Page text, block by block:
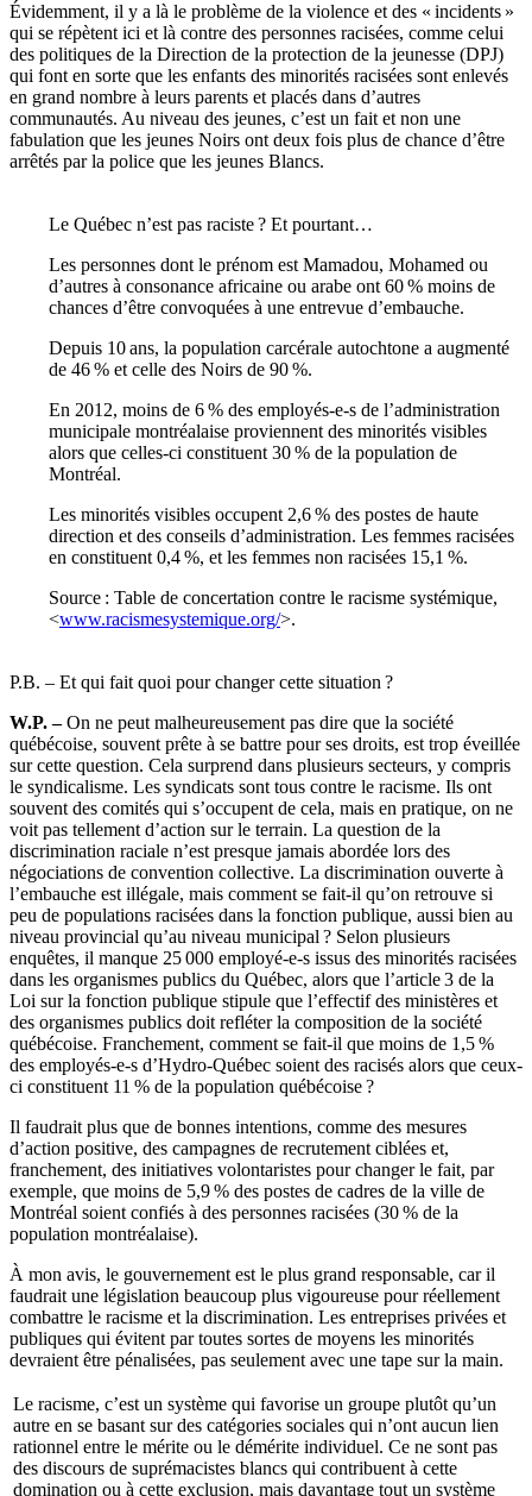
Évidemment, il y a là le problème de la violence et des « incidents »
qui se répètent ici et là contre des personnes racisées, comme celui
des politiques de la Direction de la protection de la jeunesse (DPJ)
qui font en sorte que les enfants des minorités racisées sont enlevés
en grand nombre à leurs parents et placés dans d’autres
communautés. Au niveau des jeunes, c’est un fait et non une
fabulation que les jeunes Noirs ont deux fois plus de chance d’être
arrêtés par la police que les jeunes Blancs.
Le Québec n’est pas raciste ? Et pourtant…
Les personnes dont le prénom est Mamadou, Mohamed ou
d’autres à consonance africaine ou arabe ont 60 % moins de
chances d’être convoquées à une entrevue d’embauche.
Depuis 10 ans, la population carcérale autochtone a augmenté
de 46 % et celle des Noirs de 90 %.
En 2012, moins de 6 % des employés-e-s de l’administration
municipale montréalaise proviennent des minorités visibles
alors que celles-ci constituent 30 % de la population de
Montréal.
Les minorités visibles occupent 2,6 % des postes de haute
direction et des conseils d’administration. Les femmes racisées
en constituent 0,4 %, et les femmes non racisées 15,1 %.
Source : Table de concertation contre le racisme systémique,
<www.racismesystemique.org/>.
P.B. – Et qui fait quoi pour changer cette situation ?
W.P. –On ne peut malheureusement pas dire que la société
québécoise, souvent prête à se battre pour ses droits, est trop éveillée
sur cette question. Cela surprend dans plusieurs secteurs, y compris
le syndicalisme. Les syndicats sont tous contre le racisme. Ils ont
souvent des comités qui s’occupent de cela, mais en pratique, on ne
voit pas tellement d’action sur le terrain. La question de la
discrimination raciale n’est presque jamais abordée lors des
négociations de convention collective. La discrimination ouverte à
l’embauche est illégale, mais comment se fait-il qu’on retrouve si
peu de populations racisées dans la fonction publique, aussi bien au
niveau provincial qu’au niveau municipal ? Selon plusieurs
enquêtes, il manque 25 000 employé-e-s issus des minorités racisées
dans les organismes publics du Québec, alors que l’article 3 de la
Loi sur la fonction publique stipule que l’effectif des ministères et
des organismes publics doit refléter la composition de la société
québécoise. Franchement, comment se fait-il que moins de 1,5 %
des employés-e-s d’Hydro-Québec soient des racisés alors que ceux-
ci constituent 11 % de la population québécoise ?
Il faudrait plus que de bonnes intentions, comme des mesures
d’action positive, des campagnes de recrutement ciblées et,
franchement, des initiatives volontaristes pour changer le fait, par
exemple, que moins de 5,9 % des postes de cadres de la ville de
Montréal soient confiés à des personnes racisées (30 % de la
population montréalaise).
À mon avis, le gouvernement est le plus grand responsable, car il
faudrait une législation beaucoup plus vigoureuse pour réellement
combattre le racisme et la discrimination. Les entreprises privées et
publiques qui évitent par toutes sortes de moyens les minorités
devraient être pénalisées, pas seulement avec une tape sur la main.
Le racisme, c’est un système qui favorise un groupe plutôt qu’un
autre en se basant sur des catégories sociales qui n’ont aucun lien
rationnel entre le mérite ou le démérite individuel. Ce ne sont pas
des discours de suprémacistes blancs qui contribuent à cette
domination ou à cette exclusion, mais davantage tout un système